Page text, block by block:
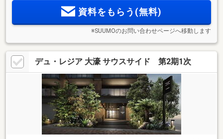
LDKは12.8帖とソファ・ダイニングもおける開放感。理想のイ
ンテリアと自分時間をこの部屋で資料をもらう(無料)
※SUUMOのお問い合わせページへ移動します
デュ・レジア 大濠 サウスサイド 第2期1次